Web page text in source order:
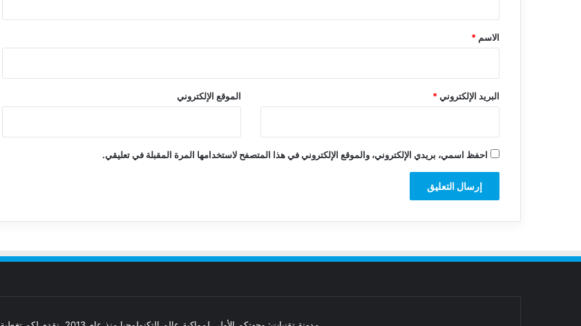
*
الاسم *
البريد الإلكتروني* الموقع الإلكتروني
احفظ اسمي، بريدي الإلكتروني، والموقع الإلكتروني في هذا المتصفح لاستخدامها المرة المقبلة في تعليقي.